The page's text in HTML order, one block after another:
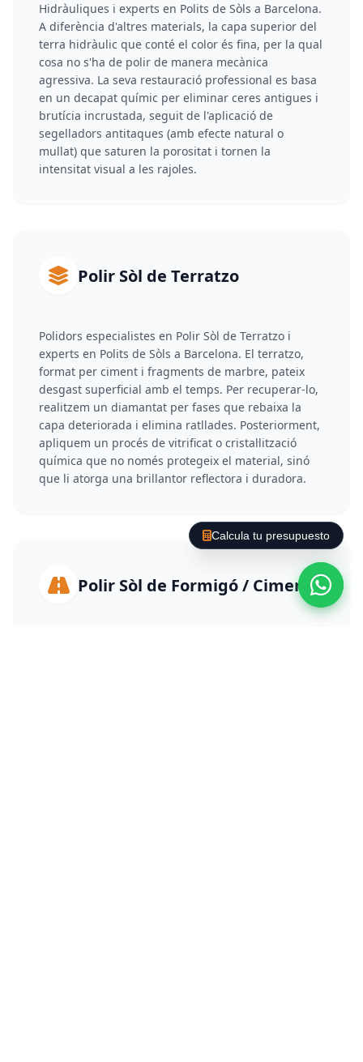
Hidràuliques i experts en Polits de Sòls a Barcelona.
A diferència d'altres materials, la capa superior del
terra hidràulic que conté el color és fina, per la qual
cosa no s'ha de polir de manera mecànica
agressiva. La seva restauració professional es basa
en un decapat químic per eliminar ceres antigues i
brutícia incrustada, seguit de l'aplicació de
segelladors antitaques (amb efecte natural o
mullat) que saturen la porositat i tornen la
intensitat visual a les rajoles.
Polir Sòl de Terratzo
Polidors especialistes en Polir Sòl de Terratzo i
experts en Polits de Sòls a Barcelona. El terratzo,
format per ciment i fragments de marbre, pateix
desgast superficial amb el temps. Per recuperar-lo,
realitzem un diamantat per fases que rebaixa la
capa deteriorada i elimina ratllades. Posteriorment,
apliquem un procés de vitrificat o cristal·lització
química que no només protegeix el material, sinó
que li atorga una brillantor reflectora i duradora.
Polir Sòl de Formigó / Ciment
Calcula tu presupuesto